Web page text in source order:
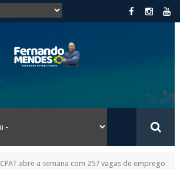
CPAT abre a semana com 257 vagas de emprego